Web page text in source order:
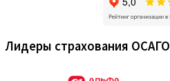
Лидеры страхования ОСАГО